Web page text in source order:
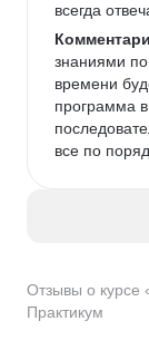
Отзывы о курсе
Практикум
всегда
знаниями
времени
программа
все по